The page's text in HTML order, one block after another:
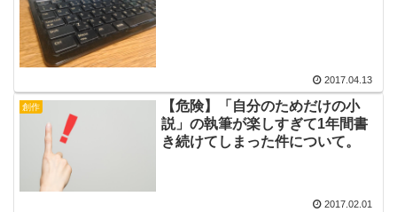
2017.04.13
創作
【危険】「自分のためだけの小
説」の執筆が楽しすぎて1年間書
き続けてしまった件について。
2017.02.01